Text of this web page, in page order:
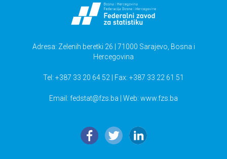
Adresa: Zelenih beretki 26 | 71000 Sarajevo, Bosna i
Hercegovina
Tel: +387 33 20 64 52 | Fax: +387 33 22 61 51
Email: fedstat@fzs.ba | Web: www.fzs.ba